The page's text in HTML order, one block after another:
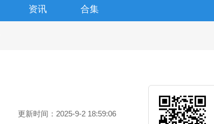
资讯 合集
更新时间：2025-9-2 18:59:06